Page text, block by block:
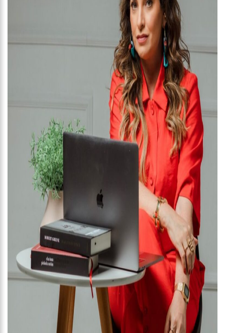
Capela é invadida e pichada com frases terraplanistas em SP
Pastor é processado por ‘terrorismo’ após jejum mortal de
Prazo para recadastrar armas de fogo no sistema da PF
termina nesta quarta
Yasmin Brunet reclama da vida de solteira: “Não é para mim”
Whindersson Nunes e Luísa Sonza se reaproximam e
internautas especulam volta do casal
Prefeito inaugura Casa de Praia e enfatiza investimentos no
turismo
12:42 Em Viena, Wilson Lima conhece exitoso sistema de
tratamento de esgoto e diz que solução europeia pode ajudar
Os Corpos cobrem as ruas da capital do Sudão, e o cheiro de
morte invade hospitais do país
CAPIVARA FILÓ GANHA MÚSICA ESCRITA POR MARINHO BELLO;
VEJA VÍDEO
VÍDEO: Suspeitos de tráfico de drogas são capturados dentro
de bueiro em Manaus
Kim Kardashian compartilha encontro com “gata milionária”
do estilista Karl Lagerfeld
12:03
Putin assina decreto e abre caminho para deportação de
pessoas de regiões ocupadas na Ucrânia
11:52 Ex-mulher de Daniel Alves se muda com os filhos do jogador
para Barcelona
Idoso retoma emprego em banco 59 anos após ser preso
pela ditadura
Corpo de ganhador de loteria é encontrado concretado após